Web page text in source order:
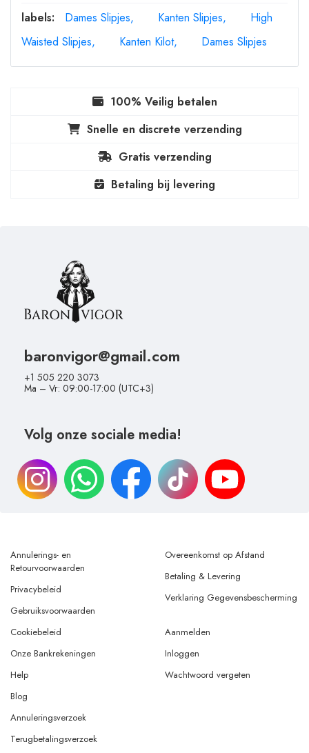
labels:
Dames Slipjes Kanten Slipjes
High
Waisted Slipjes
Kanten Kilot Dames Slipjes
100% Veilig betalen
Snelle en discrete verzending
Gratis verzending
Betaling bij levering
baronvigor@gmail.com
+1 505 220 3073
Ma – Vr: 09:00-17:00 (UTC+3)
Volg onze sociale media!
Annulerings- en
Retourvoorwaarden
Privacybeleid
Gebruiksvoorwaarden
Overeenkomst op Afstand
Betaling & Levering
Verklaring Gegevensbescherming
Cookiebeleid
Onze Bankrekeningen
Help
Aanmelden
Inloggen
Wachtwoord vergeten
Blog
Annuleringsverzoek
Terugbetalingsverzoek